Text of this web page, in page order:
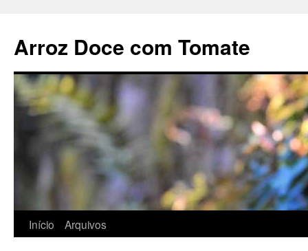
conteúdo
Arroz Doce com Tomate
Início Arquivos